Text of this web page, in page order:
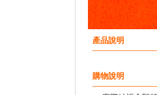
產品說明
購物說明